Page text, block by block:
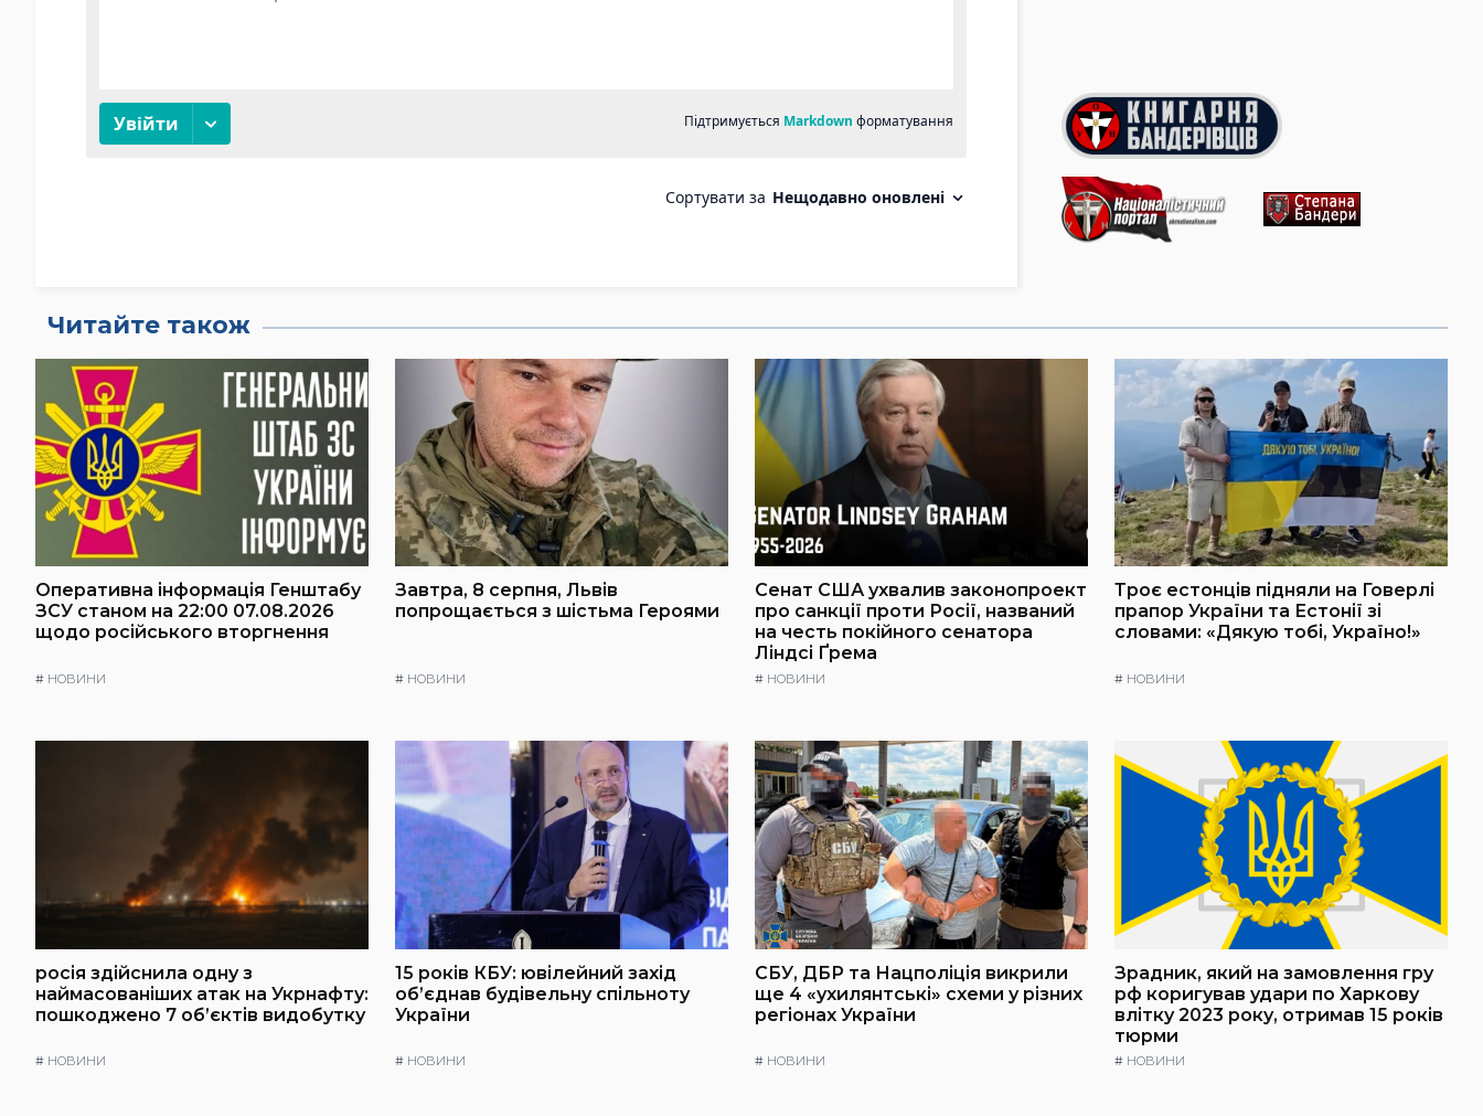
Читайте також
Оперативна інформація Генштабу
ЗСУ станом на 22:00 07.08.2026
щодо російського вторгнення
# НОВИНИ
Завтра, 8 серпня, Львів
попрощається з шістьма Героями
# НОВИНИ
Сенат США ухвалив законопроект
про санкції проти Росії, названий
на честь покійного сенатора
Ліндсі Ґрема
# НОВИНИ
Троє естонців підняли на Говерлі
прапор України та Естонії зі
словами: «Дякую тобі, Україно!»
# НОВИНИ
росія здійснила одну з
наймасованіших атак на Укрнафту:
пошкоджено 7 об’єктів видобутку
# НОВИНИ
15 років КБУ: ювілейний захід
об’єднав будівельну спільноту
України
# НОВИНИ
СБУ, ДБР та Нацполіція викрили
ще 4 «ухилянтські» схеми у різних
регіонах України
# НОВИНИ
Зрадник, який на замовлення гру
рф коригував удари по Харкову
влітку 2023 року, отримав 15 років
тюрми
# НОВИНИ